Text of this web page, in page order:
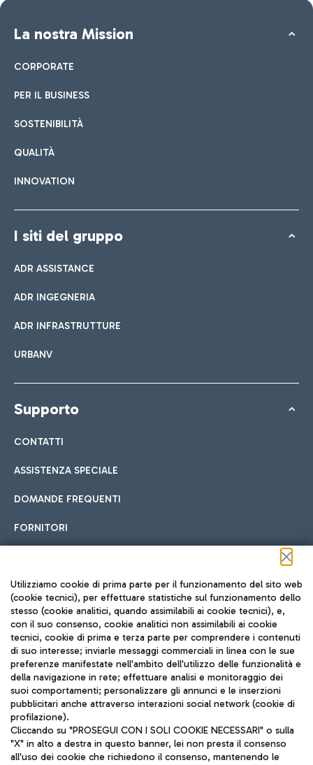
La nostra Mission
CORPORATE
PER IL BUSINESS
SOSTENIBILITÀ
QUALITÀ
INNOVATION
I siti del gruppo
ADR ASSISTANCE
ADR INGEGNERIA
ADR INFRASTRUTTURE
URBANV
Supporto
CONTATTI
ASSISTENZA SPECIALE
DOMANDE FREQUENTI
FORNITORI
Seguici sui social
TRAVEL JOURNAL
ITA
Utilizziamo cookie di prima parte per il funzionamento del sito web
(cookie tecnici), per effettuare statistiche sul funzionamento dello
stesso (cookie analitici, quando assimilabili ai cookie tecnici), e,
con il suo consenso, cookie analitici non assimilabili ai cookie
tecnici, cookie di prima e terza parte per comprendere i contenuti
di suo interesse; inviarle messaggi commerciali in linea con le sue
preferenze manifestate nell'ambito dell'utilizzo delle funzionalità e
della navigazione in rete; effettuare analisi e monitoraggio dei
suoi comportamenti; personalizzare gli annunci e le inserzioni
pubblicitari anche attraverso interazioni social network (cookie di
profilazione).
Cliccando su "PROSEGUI CON I SOLI COOKIE NECESSARI" o sulla
"X" in alto a destra in questo banner, lei non presta il consenso
all'uso dei cookie che richiedono il consenso, mantenendo le